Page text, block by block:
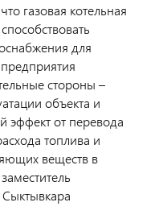
газовая котельная
для
стороны –
объекта и
эффект от перевода
топлива и
веществ в